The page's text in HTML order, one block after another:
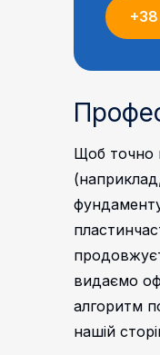
Щоб точно
видаємо
алгоритм
нашій